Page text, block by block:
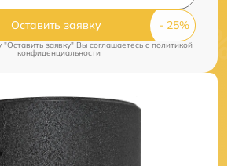
Оставить заявку
заявку" Вы соглашаетесь cполитикой
конфиденциальности